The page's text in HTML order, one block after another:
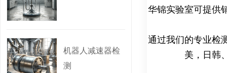
机器人减速器检
测
动态响应特性：启停时
振动与噪声：额定负载
耐久性与寿命测试
疲劳寿命：额定负载下
磨损测试：齿轮/轴承磨
华锦实验室可提供
通过我们的专业检
美，日韩